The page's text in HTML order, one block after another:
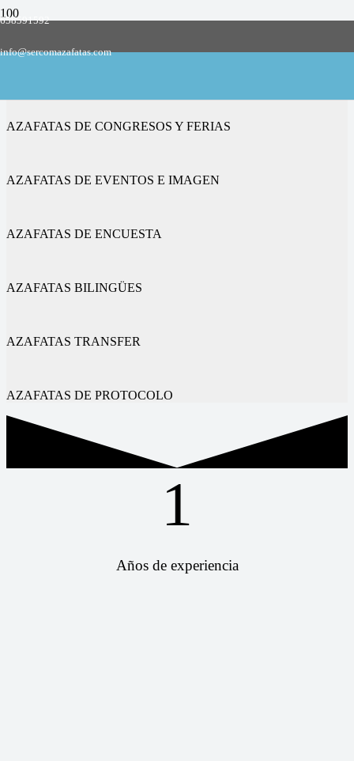
658591592
info@sercomazafatas.com
AZAFATAS DE CONGRESOS Y FERIAS
AZAFATAS DE EVENTOS E IMAGEN
AZAFATAS DE ENCUESTA
AZAFATAS BILINGÜES
AZAFATAS TRANSFER
AZAFATAS DE PROTOCOLO
1
Años de experiencia